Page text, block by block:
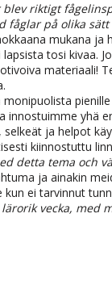
blev riktigt
fåglar på olika
mukana ja
tosi kivaa.
materiaali!
innostuimme yhä
ja helpot
kiinnostuttu
detta tema och
ja ainakin
kun ei tarvinnut
vecka, med